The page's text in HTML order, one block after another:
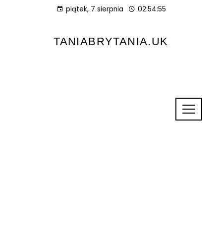
piątek, 7 sierpnia 02:54:55
TANIABRYTANIA.UK